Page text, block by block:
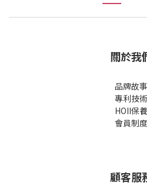
關於我
品牌故事
專利技術
HOII保養
會員制度
顧客服